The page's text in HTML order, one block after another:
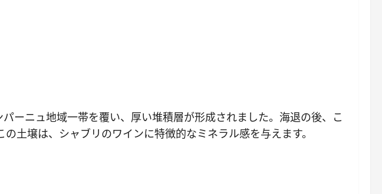
ーニュ地域一帯を覆い、厚い堆積層が形成されました。海退の後、こ
土壌は、シャブリのワインに特徴的なミネラル感を与えます。